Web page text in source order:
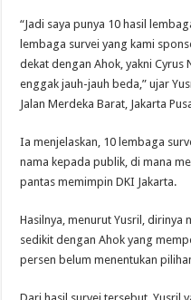
“Jadi saya punya 10 hasil
lembaga survei yang kami
dekat dengan Ahok, yakni Cyrus
enggak jauh-jauh beda,” ujar
Jalan Merdeka Barat, Jakarta
Ia menjelaskan, 10 lembaga
nama kepada publik, di mana
pantas memimpin DKI Jakarta.
Hasilnya, menurut Yusril,
sedikit dengan Ahok yang
persen belum menentukan